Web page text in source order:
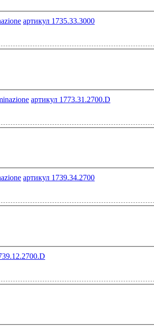
артикул 1735.33.3000
артикул 1773.31.2700.D
артикул 1739.34.2700